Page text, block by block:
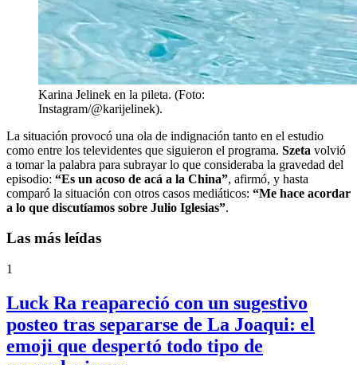
Karina Jelinek en la pileta. (Foto:
Instagram/@karijelinek).
La situación provocó una ola de indignación tanto en el estudio
como entre los televidentes que siguieron el programa. Szeta volvió
a tomar la palabra para subrayar lo que consideraba la gravedad del
episodio: “Es un acoso de acá a la China”, afirmó, y hasta
comparó la situación con otros casos mediáticos: “Me hace acordar
a lo que discutíamos sobre Julio Iglesias”.
Las más leídas
1
Luck Ra reapareció con un sugestivo
posteo tras separarse de La Joaqui: el
emoji que despertó todo tipo de